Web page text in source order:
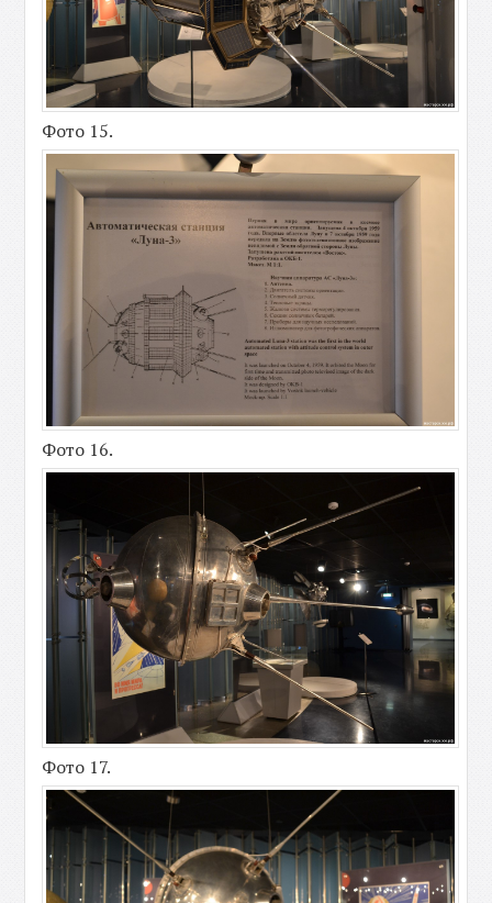
Фото 15.
Фото 16.
Фото 17.